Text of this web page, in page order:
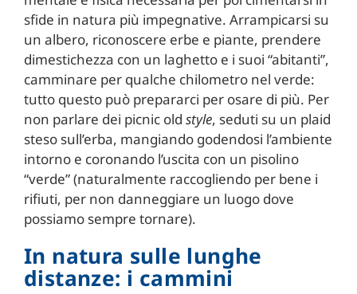
sfide in natura più impegnative. Arrampicarsi su
un albero, riconoscere erbe e piante, prendere
dimestichezza con un laghetto e i suoi “abitanti”,
camminare per qualche chilometro nel verde:
tutto questo può prepararci per osare di più. Per
non parlare dei picnic old style, seduti su un plaid
steso sull’erba, mangiando godendosi l’ambiente
intorno e coronando l’uscita con un pisolino
“verde” (naturalmente raccogliendo per bene i
rifiuti, per non danneggiare un luogo dove
possiamo sempre tornare).
In natura sulle lunghe
distanze: i cammini